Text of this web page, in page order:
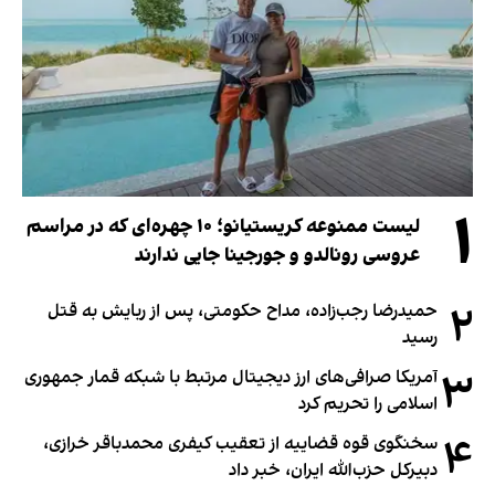
۱
لیست ممنوعه کریستیانو؛ ۱۰ چهره‌ای که در مراسم
عروسی رونالدو و جورجینا جایی ندارند
۲ حمیدرضا رجب‌زاده، مداح حکومتی، پس از ربایش به قتل
رسید
۳آمریکا صرافی‌های ارز دیجیتال مرتبط با شبکه قمار جمهوری
اسلامی را تحریم کرد
۴ سخنگوی قوه قضاییه از تعقیب کیفری محمدباقر خرازی،
دبیر‌کل حزب‌الله ایران، خبر داد